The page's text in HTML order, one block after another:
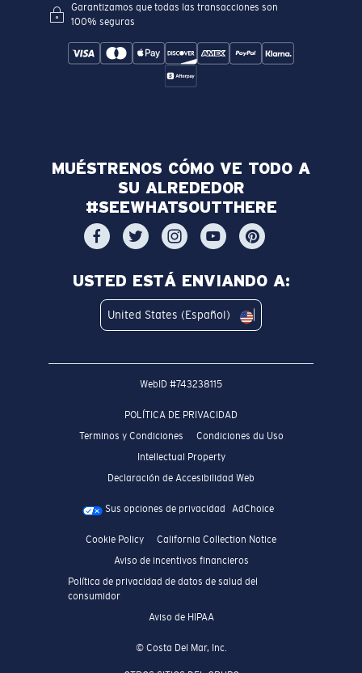
Garantizamos que todas las transacciones son
100% seguras
MUÉSTRENOS CÓMO VE TODO A
SU ALREDEDOR
#SEEWHATSOUTTHERE
USTED ESTÁ ENVIANDO A:
United States (Español)
WebID #743238115
POLÍTICA DE PRIVACIDAD
Terminos y Condiciones
Condiciones du Uso
Intellectual Property
Declaración de Accesibilidad Web
Sus opciones de privacidad AdChoice
Cookie Policy
California Collection Notice
Aviso de incentivos financieros
Política de privacidad de datos de salud del
consumidor
Aviso de HIPAA
© Costa Del Mar, Inc.